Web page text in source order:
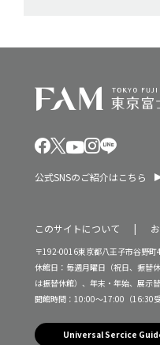
公式SNSのご紹介はこちら
このサイトについて
〒192-0016東京都八王子市谷野
休館日：毎週月曜日（祝日、振替
は振替休館）、年末・年始、展示
開館時間：10:00～17:00（16:30受
Universal Sercice